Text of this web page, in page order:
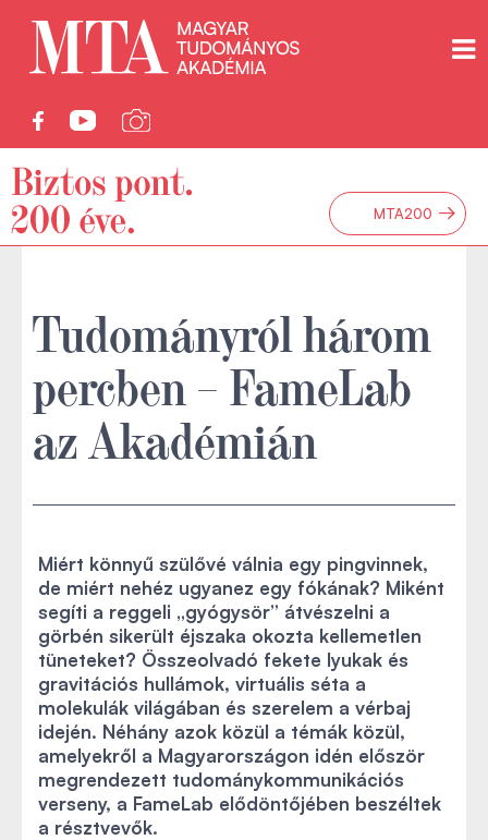
MTA200 →
Tudományról három
percben – FameLab
az Akadémián
Miért könnyű szülővé válnia egy pingvinnek,
de miért nehéz ugyanez egy fókának? Miként
segíti a reggeli „gyógysör” átvészelni a
görbén sikerült éjszaka okozta kellemetlen
tüneteket? Összeolvadó fekete lyukak és
gravitációs hullámok, virtuális séta a
molekulák világában és szerelem a vérbaj
idején. Néhány azok közül a témák közül,
amelyekről a Magyarországon idén először
megrendezett tudománykommunikációs
verseny, a FameLab elődöntőjében beszéltek
a résztvevők.